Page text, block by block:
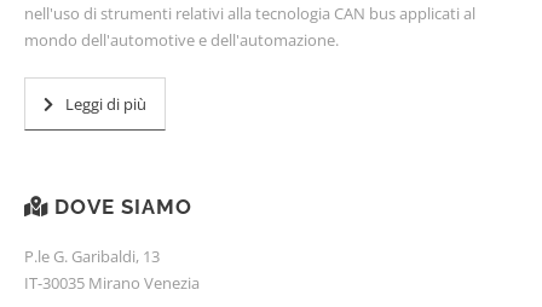
nell'uso di strumenti relativi alla tecnologia CAN bus applicati al
mondo dell'automotive e dell'automazione.
Leggi di più
DOVE SIAMO
P.le G. Garibaldi, 13
IT-30035 Mirano Venezia